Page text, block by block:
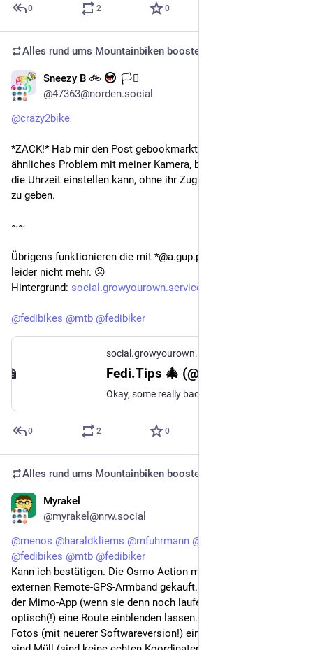
0 2 0
Alles rund ums Mountainbiken boosted
Sneezy B 🚲
🏳️‍⚧️
@47363@norden.social
@crazy2bike
*ZACK!* Hab mir den Post gebookmarkt; hab nämlich ein
ähnliches Problem mit meiner Kamera, bei der ich nicht mal
die Uhrzeit einstellen kann, ohne ihr Zugriff auf den Standort
zu geben.
~~
Übrigens funktionieren die mit *@a.gup.pe gebildeten Gruppen
leider nicht mehr. ☹️
Hintergrund: social.growyourown.services/@F
@fedibikes @mtb @fedibiker
social.growyourown.services
0 2 0
Alles rund ums Mountainbiken boosted
Myrakel
@myrakel@nrw.social
@menos @haraldkliems @mfuhrmann @
@fedibikes @mtb @fedibiker
Kann ich bestätigen. Die Osmo Action mit sündhaft teurem
externen Remote-GPS-Armband gekauft. Ergebnis: Ich kann in
der Mimo-App (wenn sie denn noch laufen würde... -.-)
optisch(!) eine Route einblenden lassen. Die optional in den
Fotos (mit neuerer Softwareversion!) einbettbaren GPS-Daten